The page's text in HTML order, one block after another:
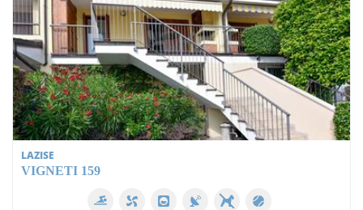
LAZISE
VIGNETI 159